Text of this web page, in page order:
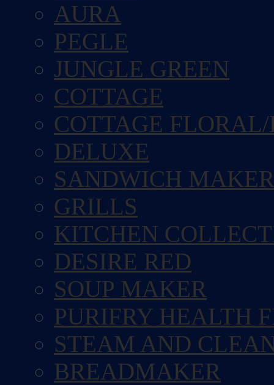
AURA
PEGLE
JUNGLE GREEN
COTTAGE
COTTAGE
DELUXE
SANDWICH MAKER
GRILLS
KITCHEN
DESIRE RED
SOUP MAKER
PURIFRY HEALTH
STEAM AND
BREADMAKER